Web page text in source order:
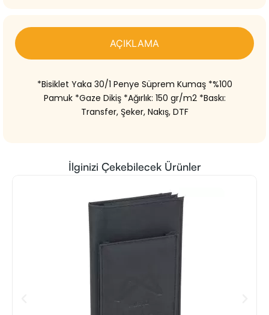
AÇIKLAMA
*Bisiklet Yaka 30/1 Penye Süprem Kumaş *%100
Pamuk *Gaze Dikiş *Ağırlık: 150 gr/m2 *Baskı:
Transfer, Şeker, Nakış, DTF
İlginizi Çekebilecek Ürünler